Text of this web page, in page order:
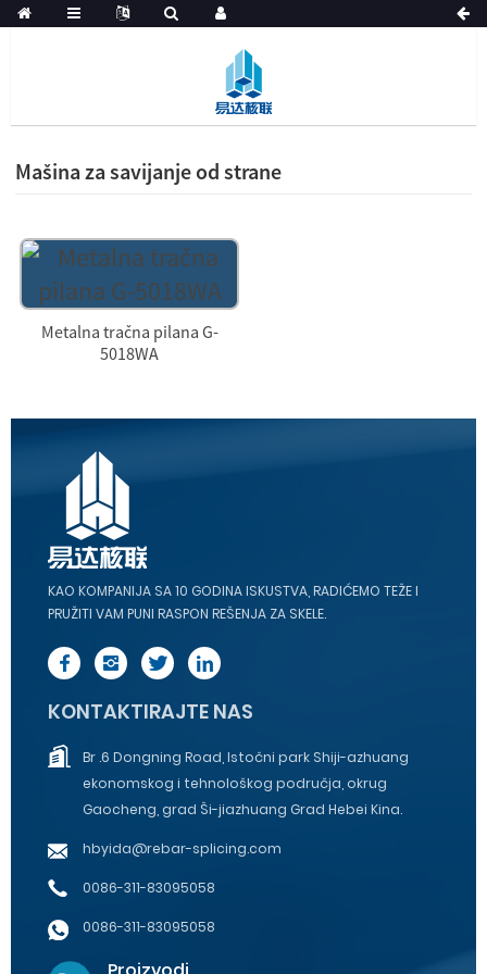
Mašina za savijanje od strane
Metalna tračna pilana G-
5018WA
KAO KOMPANIJA SA 10 GODINA ISKUSTVA, RADIĆEMO TEŽE I
PRUŽITI VAM PUNI RASPON REŠENJA ZA SKELE.
KONTAKTIRAJTE NAS
Br .6 Dongning Road, Istočni park Shiji-azhuang
ekonomskog i tehnološkog područja, okrug
Gaocheng, grad Ši-jiazhuang Grad Hebei Kina.
hbyida@rebar-splicing.com
0086-311-83095058
0086-311-83095058